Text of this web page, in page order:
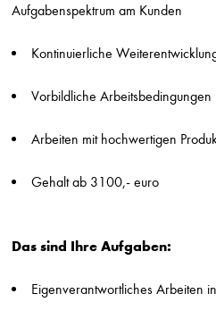
Friseur (m/w/d) Teilzeit
München
Jungfriseur/in (m/w/d) in Vollzeit
Stefan Probst
Beauty Assistient / Quereinsteiger/in
Hairlounge
Aufgabenspektrum am Kunden
Kontinuierliche
Vorbildliche Arbeitsbedingungen
Arbeiten mit hochwertigen
Gehalt ab 3100,- euro
Das sind Ihre Aufgaben:
Eigenverantwortliches Arbeiten